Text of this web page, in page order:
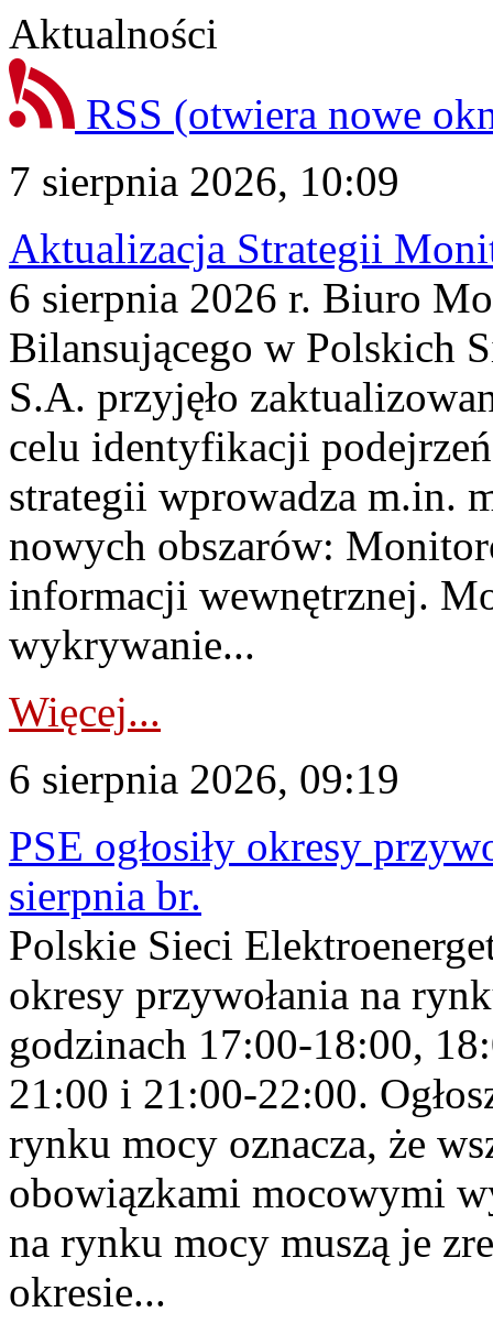
Aktualności
RSS (otwiera nowe
7 sierpnia 2026, 10:09
Aktualizacja Strategii
6 sierpnia 2026 r. Biuro
Bilansującego w Polskich
S.A. przyjęło
celu identyfikacji
strategii wprowadza m.in.
nowych obszarów:
informacji wewnętrznej.
wykrywanie...
Więcej...
6 sierpnia 2026, 09:19
PSE ogłosiły okresy
sierpnia br.
Polskie Sieci
okresy przywołania na
godzinach 17:00-18:00,
21:00 i 21:00-22:00.
rynku mocy oznacza, że
obowiązkami mocowymi
na rynku mocy muszą je
okresie...